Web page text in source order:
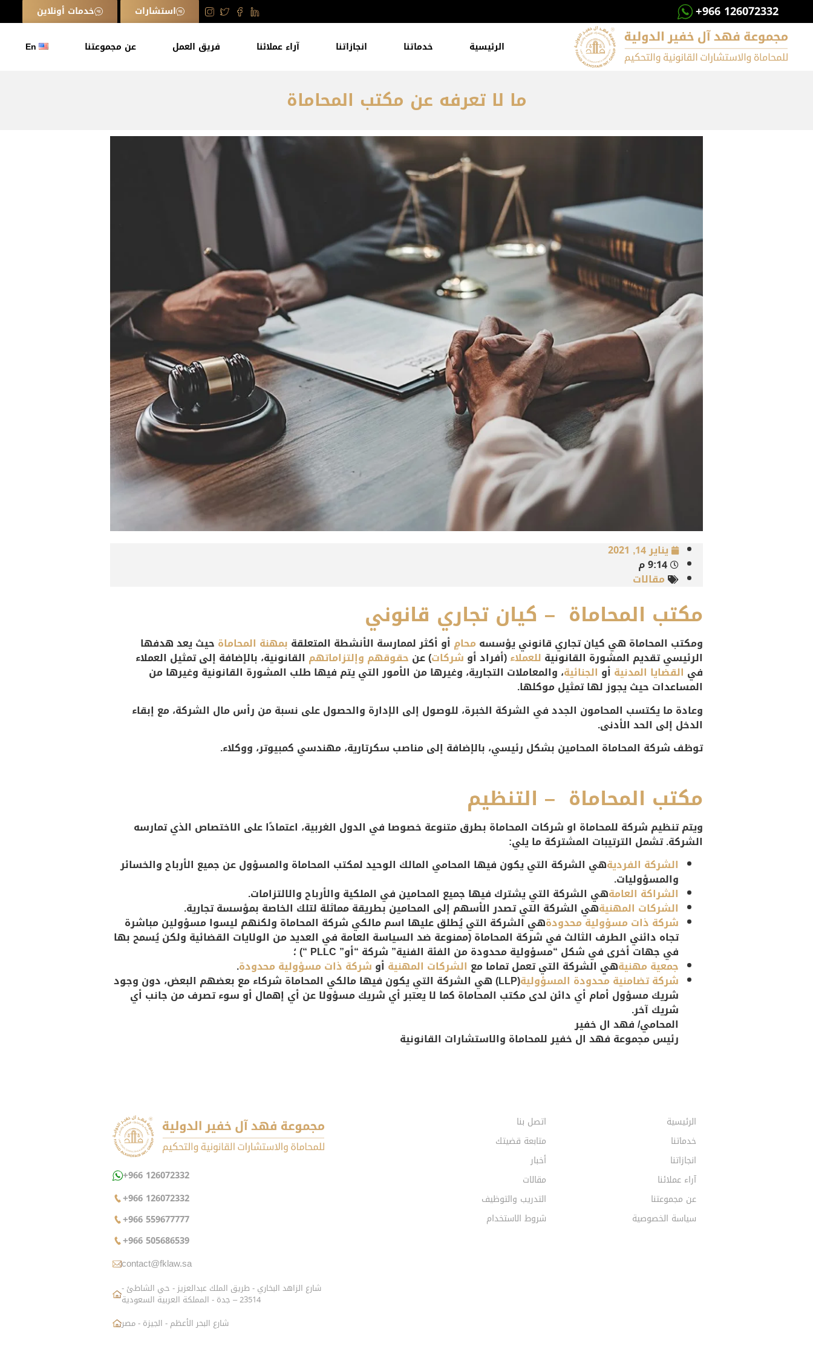
+966 126072332 استشارات خدمات أونلاين
الرئيسية خدماتنا انجازاتنا آراء عملائنا فريق العمل عن مجموعتنا En
ما لا تعرفه عن مكتب المحاماة
يناير 14, 2021
9:14 م
مقالات
مكتب المحاماة – كيان تجاري قانوني
ومكتب المحاماة هي كيان تجاري قانوني يؤسسه محامٍ أو أكثر لممارسة الأنشطة المتعلقة بمهنة المحاماة حيث يعد هدفها
الرئيسي تقديم المشورة القانونية للعملاء(أفراد أو شركات) عن حقوقهم وإلتزاماتهم القانونية، بالإضافة إلى تمثيل العملاء
في القضايا المدنية أو الجنائية، والمعاملات التجارية، وغيرها من الأمور التي يتم فيها طلب المشورة القانونية وغيرها من
المساعدات حيث يجوز لها تمثيل موكلها.
وعادة ما يكتسب المحامون الجدد في الشركة الخبرة، للوصول إلى الإدارة والحصول على نسبة من رأس مال الشركة، مع إبقاء
الدخل إلى الحد الأدنى.
توظف شركة المحاماة المحامين بشكل رئيسي، بالإضافة إلى مناصب سكرتارية، مهندسي كمبيوتر، ووكلاء.
مكتب المحاماة – التنظيم
ويتم تنظيم شركة للمحاماة او شركات المحاماة بطرق متنوعة خصوصا في الدول الغربية، اعتمادًا على الاختصاص الذي تمارسه
الشركة. تشمل الترتيبات المشتركة ما يلي:
الشركة الفرديةهي الشركة التي يكون فيها المحامي المالك الوحيد لمكتب المحاماة والمسؤول عن جميع الأرباح والخسائر
والمسؤوليات.
الشراكة العامةهي الشركة التي يشترك فيها جميع المحامين في الملكية والأرباح والالتزامات.
الشركات المهنيةهي الشركة التي تصدر الأسهم إلى المحامين بطريقة مماثلة لتلك الخاصة بمؤسسة تجارية.
شركة ذات مسؤولية محدودةهي الشركة التي يُطلق عليها اسم مالكي شركة المحاماة ولكنهم ليسوا مسؤولين مباشرة
تجاه دائني الطرف الثالث في شركة المحاماة (ممنوعة ضد السياسة العامة في العديد من الولايات القضائية ولكن يُسمح بها
في جهات أخرى في شكل “مسؤولية محدودة من الفئة الفنية” شركة “أو” PLLC “) ؛
جمعية مهنيةهي الشركة التي تعمل تماما مع الشركات المهنية أو شركة ذات مسؤولية محدودة.
شركة تضامنية محدودة المسؤولية(LLP) هي الشركة التي يكون فيها مالكي المحاماة شركاء مع بعضهم البعض، دون وجود
شريك مسؤول أمام أي دائن لدى مكتب المحاماة كما لا يعتبر أي شريك مسؤولا عن أي إهمال أو سوء تصرف من جانب أي
شريك آخر.
المحامي/ فهد ال خفير
رئيس مجموعة فهد ال خفير للمحاماة والاستشارات القانونية
الرئيسية
خدماتنا
انجازاتنا
آراء عملائنا
عن مجموعتنا
سياسة الخصوصية
اتصل بنا
متابعة قضيتك
أخبار
مقالات
التدريب والتوظيف
شروط الاستخدام
+966 126072332
+966 126072332
+966 559677777
+966 505686539
contact@fklaw.sa
شارع الزاهد البخاري - طريق الملك عبدالعزيز - حي الشاطئ -
23514 – جدة - المملكة العربية السعودية
شارع البحر الأعظم - الجيزة - مصر